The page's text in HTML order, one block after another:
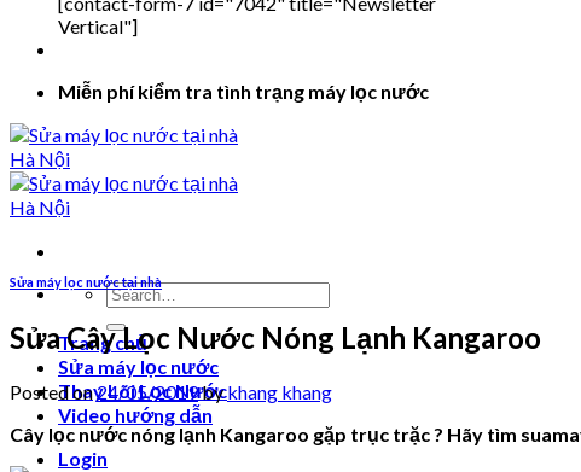
Vertical"]
Miễn phí kiểm tra tình trạng máy lọc nước
Search
for:
Trang chủ
Sửa máy lọc nước
Thay Lõi Lọc Nước
Video hướng dẫn
Login
Sửa máy lọc nước tại nhà
Sửa Cây Lọc Nước Nóng Lạnh Kangaroo
Posted on24/05/2019bykhang khang
Cây lọc nước nóng lạnh Kangaroo gặp trục trặc ? Hãy tìm